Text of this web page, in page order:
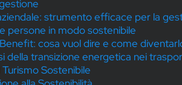
strumento efficace per la
persone in modo sostenibile
cosa vuol dire e come
della transizione energetica nei
Sostenibile